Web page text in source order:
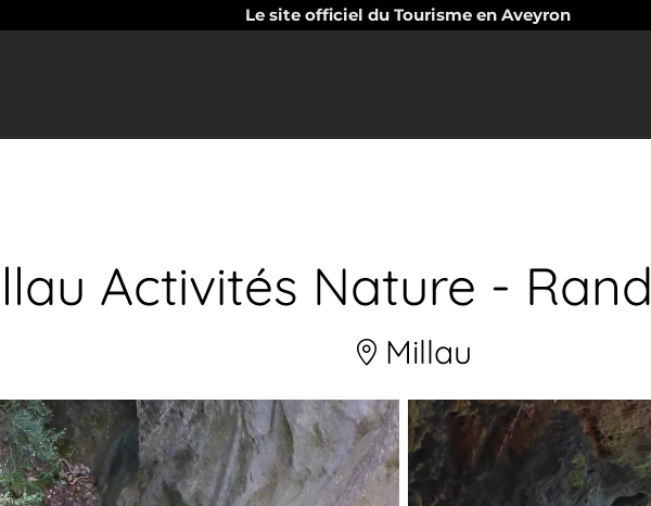
Le site officiel du Tourisme en Aveyron
Activités Nature -
Millau